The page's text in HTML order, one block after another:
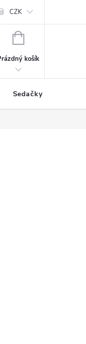
údajů
CZK
NÁKUPNÍ
košík
Sedačky